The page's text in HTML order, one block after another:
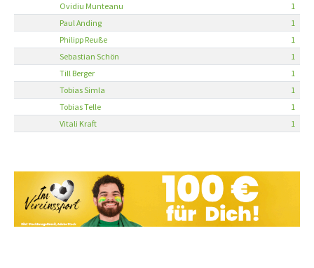
Ovidiu Munteanu
1
Paul Anding
1
Philipp Reuße
1
Sebastian Schön
1
Till Berger
1
Tobias Simla
1
Tobias Telle
1
Vitali Kraft
1